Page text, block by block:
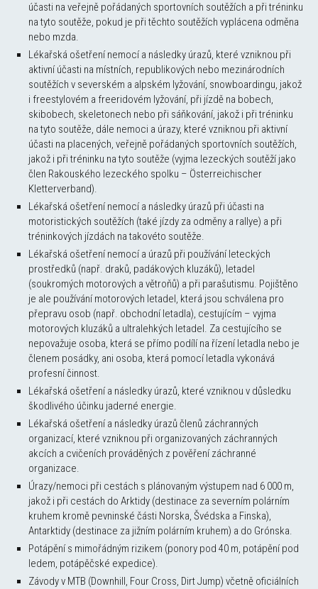
účasti na veřejně pořádaných sportovních soutěžích a při tréninku
na tyto soutěže, pokud je při těchto soutěžích vyplácena odměna
nebo mzda.
Lékařská ošetření nemocí a následky úrazů, které vzniknou při
aktivní účasti na místních, republikových nebo mezinárodních
soutěžích v severském a alpském lyžování, snowboardingu, jakož
i freestylovém a freeridovém lyžování, při jízdě na bobech,
skibobech, skeletonech nebo při sáňkování, jakož i při tréninku
na tyto soutěže, dále nemoci a úrazy, které vzniknou při aktivní
účasti na placených, veřejně pořádaných sportovních soutěžích,
jakož i při tréninku na tyto soutěže (vyjma lezeckých soutěží jako
člen Rakouského lezeckého spolku – Österreichischer
Kletterverband).
Lékařská ošetření nemocí a následky úrazů při účasti na
motoristických soutěžích (také jízdy za odměny a rallye) a při
tréninkových jízdách na takovéto soutěže.
Lékařská ošetření nemocí a úrazů při používání leteckých
prostředků (např. draků, padákových kluzáků), letadel
(soukromých motorových a větroňů) a při parašutismu. Pojištěno
je ale používání motorových letadel, která jsou schválena pro
přepravu osob (např. obchodní letadla), cestujícím – vyjma
motorových kluzáků a ultralehkých letadel. Za cestujícího se
nepovažuje osoba, která se přímo podílí na řízení letadla nebo je
členem posádky, ani osoba, která pomocí letadla vykonává
profesní činnost.
Lékařská ošetření a následky úrazů, které vzniknou v důsledku
škodlivého účinku jaderné energie.
Lékařská ošetření a následky úrazů členů záchranných
organizací, které vzniknou při organizovaných záchranných
akcích a cvičeních prováděných z pověření záchranné
organizace.
Úrazy/nemoci při cestách s plánovaným výstupem nad 6 000 m,
jakož i při cestách do Arktidy (destinace za severním polárním
kruhem kromě pevninské části Norska, Švédska a Finska),
Antarktidy (destinace za jižním polárním kruhem) a do Grónska.
Potápění s mimořádným rizikem (ponory pod 40 m, potápění pod
ledem, potápěčské expedice).
Závody v MTB (Downhill, Four Cross, Dirt Jump) včetně oficiálních